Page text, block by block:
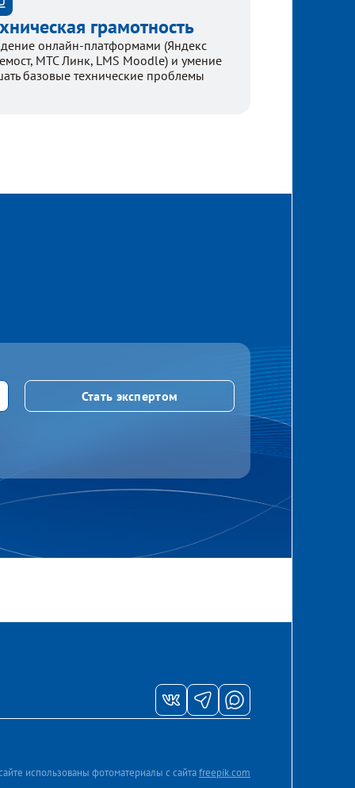
грамотность
онлайн-платформами (Яндекс
МТС Линк, LMS Moodle) и умение
базовые технические проблемы
использованы фотоматериалы с сайтаfreepik.com